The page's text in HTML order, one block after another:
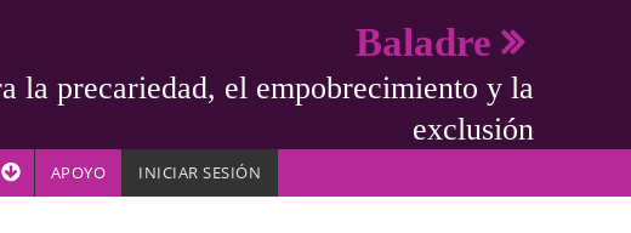
Baladre
la precariedad, el empobrecimiento y la
exclusión
APOYO INICIAR SESIÓN